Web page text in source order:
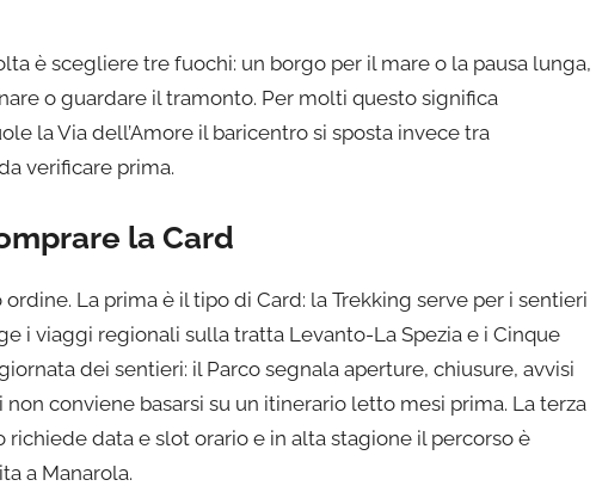
è scegliere tre fuochi: un borgo per il mare o la pausa lunga,
o guardare il tramonto. Per molti questo significa
la Via dell’Amore il baricentro si sposta invece tra
verificare prima.
la Card
La prima è il tipo di Card: la Trekking serve per i sentieri
i viaggi regionali sulla tratta Levanto-La Spezia e i Cinque
dei sentieri: il Parco segnala aperture, chiusure, avvisi
conviene basarsi su un itinerario letto mesi prima. La terza
richiede data e slot orario e in alta stagione il percorso è
a Manarola.